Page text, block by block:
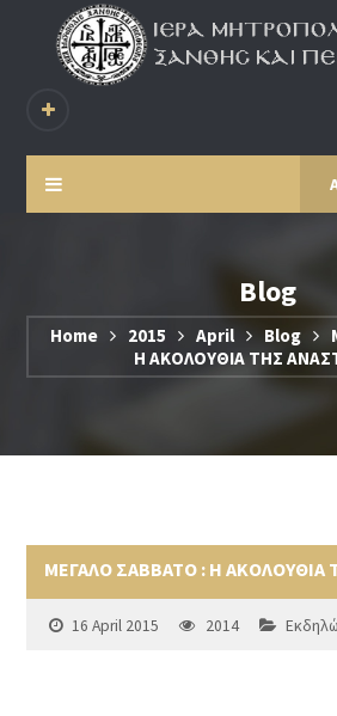
Blog
Home 2015 April Blog
Η ΑΚΟΛΟΥΘΙΑ ΤΗΣ
ΜΕΓΑΛΟ ΣΑΒΒΑΤΟ : Η ΑΚΟΛΟΥΘΙΑ
16 April 2015 2014